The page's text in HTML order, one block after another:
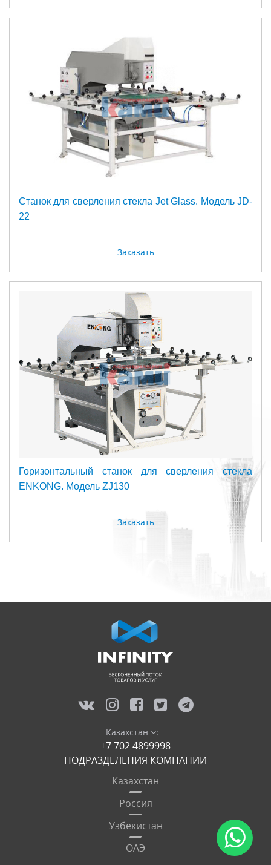
Станок для сверления стекла Jet Glass. Модель JD-
22
Заказать
Горизонтальный станок для сверления стекла
ENKONG. Модель ZJ130
Заказать
Казахстан :
+7 702 4899998
ПОДРАЗДЕЛЕНИЯ КОМПАНИИ
Казахстан
Россия
Узбекистан
ОАЭ